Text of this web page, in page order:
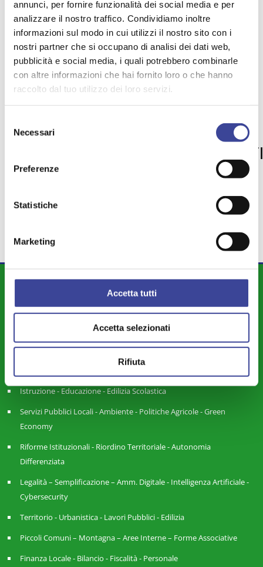
annunci, per fornire funzionalità dei social media e per
analizzare il nostro traffico. Condividiamo inoltre
informazioni sul modo in cui utilizzi il nostro sito con i
nostri partner che si occupano di analisi dei dati web,
pubblicità e social media, i quali potrebbero combinarle
con altre informazioni che hai fornito loro o che hanno
raccolto dal tuo utilizzo dei loro servizi.
delNecessari
Preferenze
Statistiche
Marketing
Accetta tutti
Accetta selezionati
Rifiuta
Rinaldo Mario Redaelli,
Segretario Generale di ANCI Lombardia
Maurizio Cabras,
Responsabile Area progetti strategici e PNRR di ANCI
Lombardia
RETECOMUNI SOSTENIBILITA',
BENI CONFISCATI
ATTIVITA' PRODUTTIVE
MONTAGNA
DIPARTIMENTI
Attività Istituzionale ANCI Lombardia
Cultura - Turismo - Sport - Politiche Giovanili
Welfare di Comunità - Pari Opportunità
Istruzione - Educazione - Edilizia Scolastica
Servizi Pubblici Locali - Ambiente - Politiche Agricole - Green
Economy
Riforme Istituzionali - Riordino Territoriale - Autonomia
Differenziata
Legalità – Semplificazione – Amm. Digitale - Intelligenza Artificiale -
Cybersecurity
Territorio - Urbanistica - Lavori Pubblici - Edilizia
Piccoli Comuni – Montagna – Aree Interne – Forme Associative
Finanza Locale - Bilancio - Fiscalità - Personale